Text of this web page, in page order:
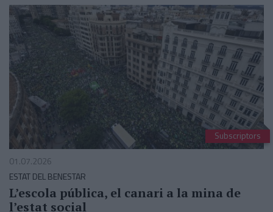
Subscriptors
01.07.2026
ESTAT DEL BENESTAR
L’escola pública, el canari a la mina de
l’estat social